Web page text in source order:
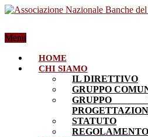
Menu
HOME
CHI SIAMO
IL DIRETTIVO
GRUPPO
GRUPPO
STATUTO
REGOLAMENTO